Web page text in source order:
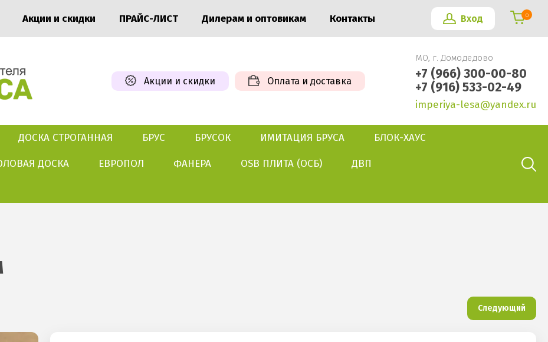
Акции и скидки ПРАЙС-ЛИСТ Дилерам и оптовикам Контакты Вход 0
Акции и скидки Оплата и доставка
МО, г. Домодедово
+7 (966) 300-00-80
+7 (916) 533-02-49
imperiya-lesa@yandex.ru
ДОСКА СТРОГАННАЯ БРУС БРУСОК ИМИТАЦИЯ БРУСА БЛОК-ХАУС
ДОСКА ЕВРОПОЛ ФАНЕРА OSB ПЛИТА (ОСБ) ДВП
Следующий